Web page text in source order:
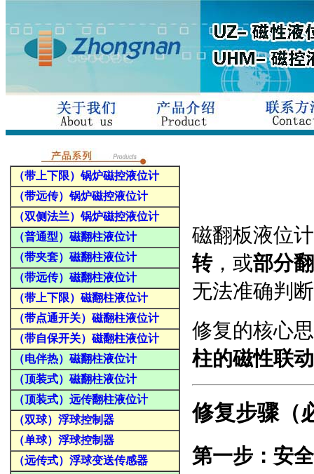
（带上下限）锅炉磁控液位计
（带远传）锅炉磁控液位计
（双侧法兰）锅炉磁控液位计
（普通型）磁翻柱液位计
（带夹套）磁翻柱液位计
（带远传）磁翻柱液位计
（带上下限）磁翻柱液位计
（带点通开关）磁翻柱液位计
（带自保开关）磁翻柱液位计
（电伴热）磁翻柱液位计
（顶装式）磁翻柱液位计
（顶装式）远传翻柱液位计
（双球）浮球控制器
（单球）浮球控制器
（远传式）浮球变送传感器
磁翻板液位
转，或部分
无法准确判
修复的核心
柱的磁性联
修复步骤（
第一步：安